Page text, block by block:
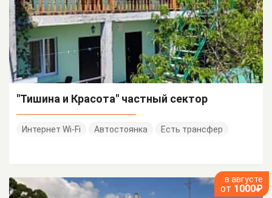
"Тишина и Красота" частный сектор
Интернет Wi-Fi Автостоянка Есть трансфер
в августе
от 1000₽